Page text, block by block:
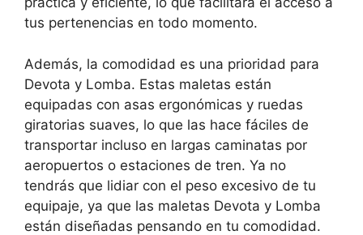
tus pertenencias en todo momento.
Además, la comodidad es una prioridad para
Devota y Lomba. Estas maletas están
equipadas con asas ergonómicas y ruedas
giratorias suaves, lo que las hace fáciles de
transportar incluso en largas caminatas por
aeropuertos o estaciones de tren. Ya no
tendrás que lidiar con el peso excesivo de tu
equipaje, ya que las maletas Devota y Lomba
están diseñadas pensando en tu comodidad.